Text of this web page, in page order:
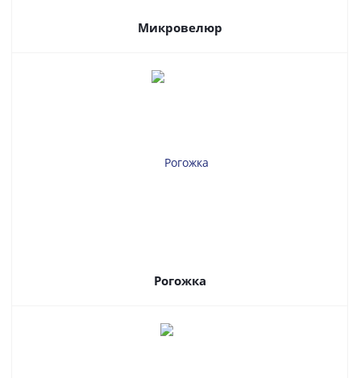
Микровелюр
Рогожка